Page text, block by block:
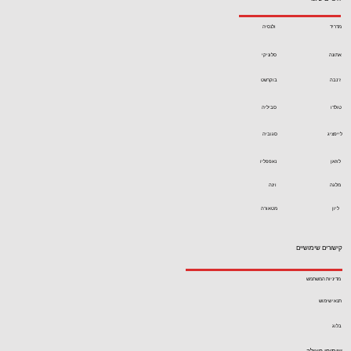
קישורים שימושיים
תנאי שימוש
מדיניות המשתמש
בלוג
סביליה
ולנסיה מדריד
סלוניקי אתונה
טולדו
בוקרשט
נאפפליו
ז'נבה
לוזאן
סגוביה
מלגה
לייפציג
מטאורה
וינה
ליון